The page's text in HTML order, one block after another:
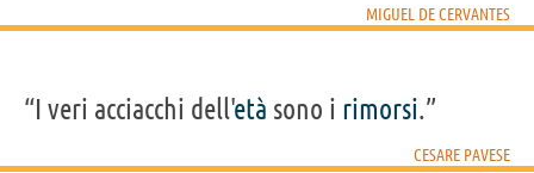
MIGUEL DE CERVANTES
“I veri acciacchi dell'età sono i rimorsi.”
CESARE PAVESE